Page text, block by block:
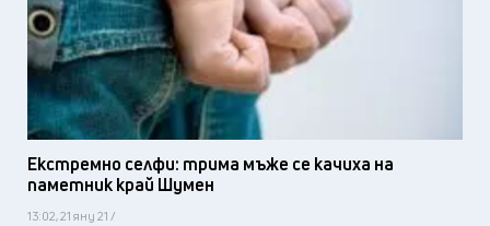
Екстремно селфи: трима мъже се качиха на
паметник край Шумен
13:02, 21 яну 21 /